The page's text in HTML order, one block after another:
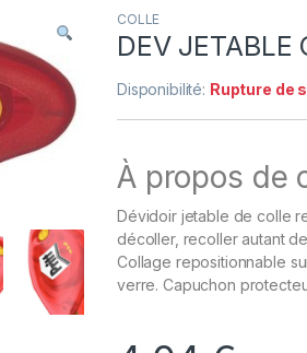
COLLE
DEV JETABLE
Disponibilité: Rupture de
À propos de
Dévidoir jetable de colle
décoller, recoller autant
Collage repositionnable
verre. Capuchon